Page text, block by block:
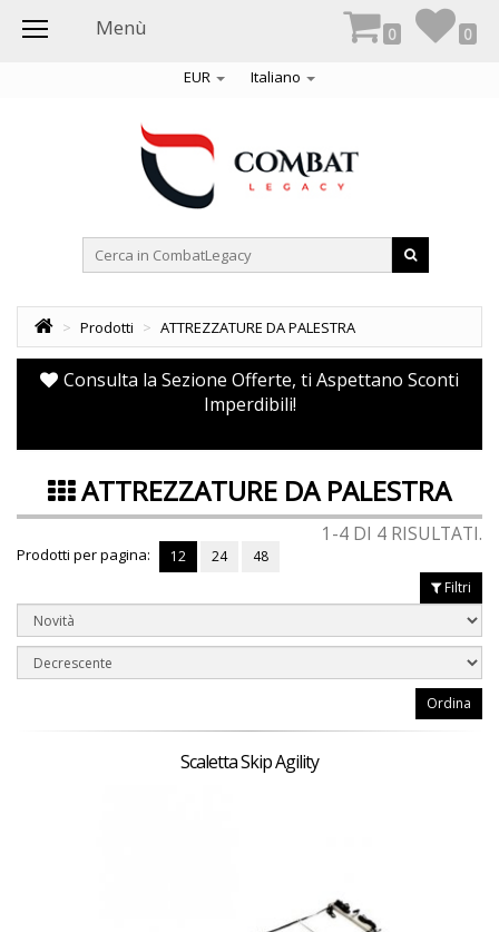
EUR Italiano
0 0
Menù
> Prodotti > ATTREZZATURE DA PALESTRA
Consulta la Sezione Offerte, ti Aspettano Sconti
Imperdibili!
ATTREZZATURE DA PALESTRA
1-4 DI 4 RISULTATI.
Prodotti per pagina: 12 24
48
Filtri
Ordina
Scaletta Skip Agility